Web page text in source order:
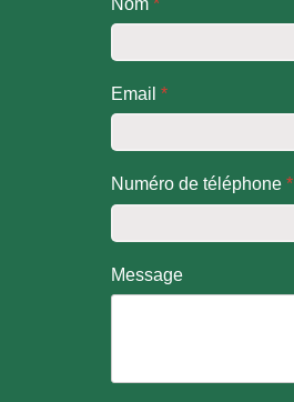
Nom *
Email *
Numéro de téléphone *
Message